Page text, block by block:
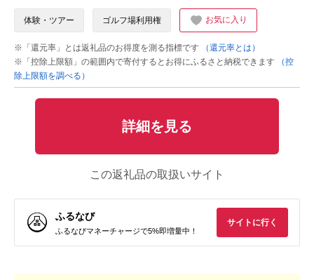
体験・ツアー ゴルフ場利用権 お気に入り
※「還元率」とは返礼品のお得度を測る指標です
（還元率とは）
※「控除上限額」の範囲内で寄付するとお得にふるさと納税できます
（控
除上限額を調べる）
詳細を見る
この返礼品の取扱いサイト
ふるなび
ふるなびマネーチャージで5%即増量中！
サイトに行く